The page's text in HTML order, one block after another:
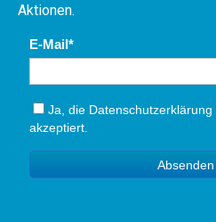
Aktionen.
E-Mail
Ja, die Datenschutzerklärung
akzeptiert.
Absenden